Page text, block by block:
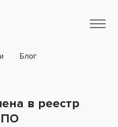
Блог
в реестр
ПО